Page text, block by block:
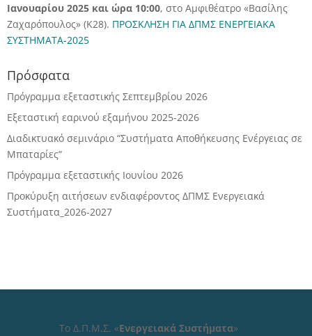
Ιανουαρίου 2025 και ώρα 10:00, στο Αμφιθέατρο «Βασίλης
Ζαχαρόπουλος» (Κ28). ΠΡΟΣΚΛΗΣΗ ΓΙΑ ΔΠΜΣ ΕΝΕΡΓΕΙΑΚΑ
ΣΥΣΤΗΜΑΤΑ-2025
Πρόσφατα
Πρόγραμμα εξεταστικής Σεπτεμβρίου 2026
Εξεταστική εαρινού εξαμήνου 2025-2026
Διαδικτυακό σεμινάριο “Συστήματα Αποθήκευσης Ενέργειας σε
Μπαταρίες”
Πρόγραμμα εξεταστικής Ιoυνίου 2026
Προκύρυξη αιτήσεων ενδιαφέροντος ΔΠΜΣ Ενεργειακά
Συστήματα_2026-2027
Το Δ.Π.Μ.Σ. «Ενεργειακά Συστήματα»